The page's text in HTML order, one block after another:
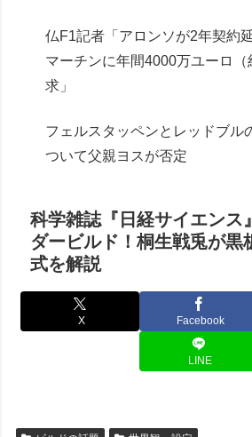
仏F1記者「アロンソが2年契約
マーチンに年間4000万ユーロ
求」
フェルスタッペンとレッドブル
ついて父親ヨスが否定
科学雑誌『日経サイエンス
ダービルド！桐生戦兎が黒
式を解説
X Facebook
LINE